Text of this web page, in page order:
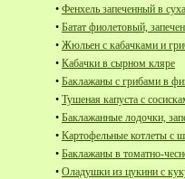
• Фенхель запеченный в
• Батат фиолетовый,
• Жюльен с кабачками и
• Кабачки в сырном кляре
• Баклажаны с грибами в
• Тушеная капуста с
• Баклажанные лодочки,
• Картофельные котлеты с
• Баклажаны в томатно-
• Оладушки из цукини с